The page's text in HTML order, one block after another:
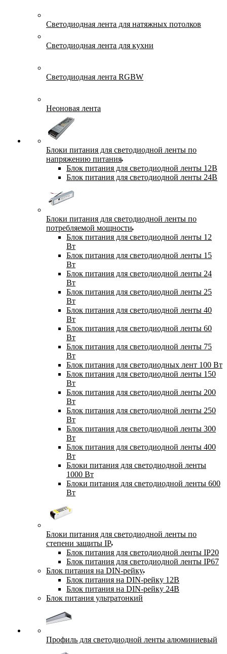
Светодиодная лента для натяжных потолков
Светодиодная лента для кухни
Светодиодная лента RGBW
Неоновая лента
Блоки питания для светодиодной ленты по
напряжению питания
Блок питания для светодиодной ленты 12В
Блок питания для светодиодной ленты 24В
Блоки питания для светодиодной ленты по
потребляемой мощности
Блок питания для светодиодной ленты 12
Вт
Блок питания для светодиодной ленты 15
Вт
Блок питания для светодиодной ленты 24
Вт
Блок питания для светодиодной ленты 25
Вт
Блок питания для светодиодной ленты 40
Вт
Блок питания для светодиодной ленты 60
Вт
Блок питания для светодиодной ленты 75
Вт
Блок питания для светодиодных лент 100 Вт
Блок питания для светодиодной ленты 150
Вт
Блок питания для светодиодной ленты 200
Вт
Блок питания для светодиодной ленты 250
Вт
Блок питания для светодиодной ленты 300
Вт
Блок питания для светодиодной ленты 400
Вт
Блоки питания для светодиодной ленты
1000 Вт
Блоки питания для светодиодной ленты 600
Вт
Блоки питания для светодиодной ленты по
степени защиты IP
Блок питания для светодиодной ленты IP20
Блок питания для светодиодной ленты IP67
Блок питания на DIN-рейку
Блок питания на DIN-рейку 12В
Блок питания на DIN-рейку 24В
Блок питания ультратонкий
Профиль для светодиодной ленты алюминиевый